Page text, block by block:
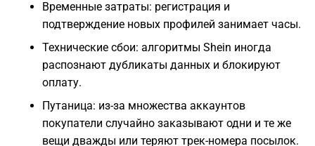
Временные затраты: регистрация и
подтверждение новых профилей занимает часы.
Технические сбои: алгоритмы Shein иногда
распознают дубликаты данных и блокируют
оплату.
Путаница: из-за множества аккаунтов
покупатели случайно заказывают одни и те же
вещи дважды или теряют трек-номера посылок.